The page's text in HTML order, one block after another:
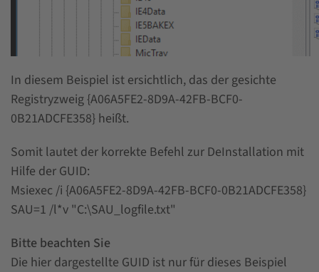
In diesem Beispiel ist ersichtlich, das der gesichte
Registryzweig {A06A5FE2-8D9A-42FB-BCF0-
0B21ADCFE358} heißt.
Somit lautet der korrekte Befehl zur DeInstallation mit
Hilfe der GUID:
Msiexec /i {A06A5FE2-8D9A-42FB-BCF0-0B21ADCFE358}
SAU=1 /l*v "C:\SAU_logfile.txt"
Bitte beachten Sie
Die hier dargestellte GUID ist nur für dieses Beispiel